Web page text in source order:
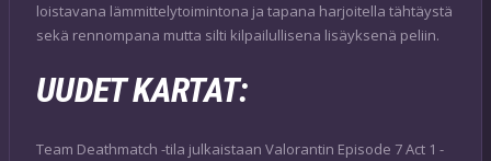
loistavana lämmittelytoimintona ja tapana harjoitella tähtäystä
sekä rennompana mutta silti kilpailullisena lisäyksenä peliin.
UUDET KARTAT:
Team Deathmatch -tila julkaistaan Valorantin Episode 7 Act 1 -